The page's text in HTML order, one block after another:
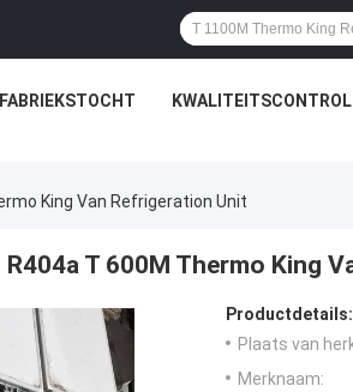
FABRIEKSTOCHT
King Van Refrigeration Unit
R404a T 600M Thermo King
Productdetails:
Plaats van
Merknaam: